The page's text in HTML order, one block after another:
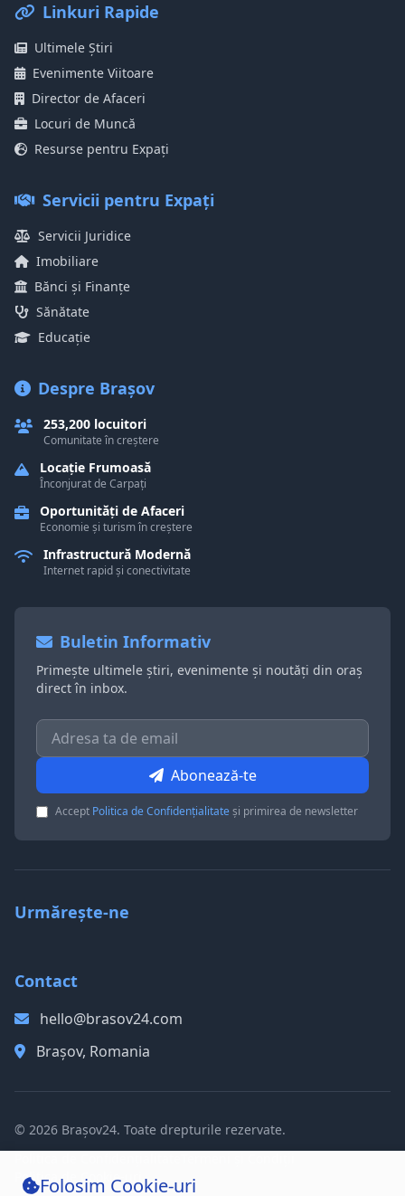
Linkuri Rapide
Ultimele Știri
Evenimente Viitoare
Director de Afaceri
Locuri de Muncă
Resurse pentru Expați
Servicii pentru Expați
Servicii Juridice
Imobiliare
Bănci și Finanțe
Sănătate
Educație
Despre Brașov
253,200 locuitori
Comunitate în creștere
Locație Frumoasă
Înconjurat de Carpați
Oportunități de Afaceri
Economie și turism în creștere
Infrastructură Modernă
Internet rapid și conectivitate
Buletin Informativ
Primește ultimele știri, evenimente și noutăți din oraș
direct în inbox.
Abonează-te
Accept Politica de Confidențialitateși primirea de newsletter
Urmărește-ne
Contact
hello@brasov24.com
Brașov, Romania
© 2026 Brașov24. Toate drepturile rezervate.
Politica de Cookie-uri
Folosim Cookie-uri